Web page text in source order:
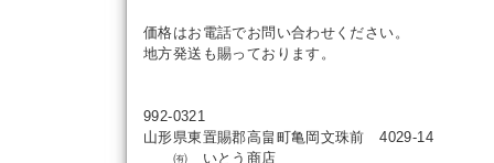
価格はお電話でお問い合わせください。
地方発送も賜っております。
992-0321
山形県東置賜郡高畠町亀岡文珠前 4029-14
㈲ いとう商店